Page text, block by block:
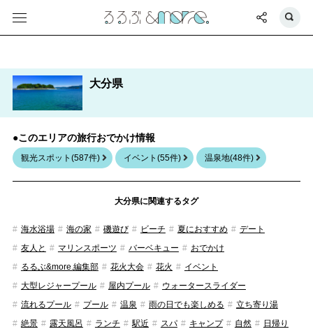
大分県
●このエリアの旅行おでかけ情報
観光スポット(587件) イベント(55件) 温泉地(48件)
大分県に関連するタグ
海水浴場 海の家 磯遊び ビーチ 夏におすすめ
デート
友人と
マリンスポーツ バーベキュー
おでかけ
るるぶ&more.編集部
花火大会 花火
イベント
大型レジャープール
屋内プール
ウォータースライダー
流れるプール
プール 温泉 雨の日でも楽しめる
立ち寄り湯
絶景
露天風呂 ランチ 駅近 スパ キャンプ 自然
日帰り